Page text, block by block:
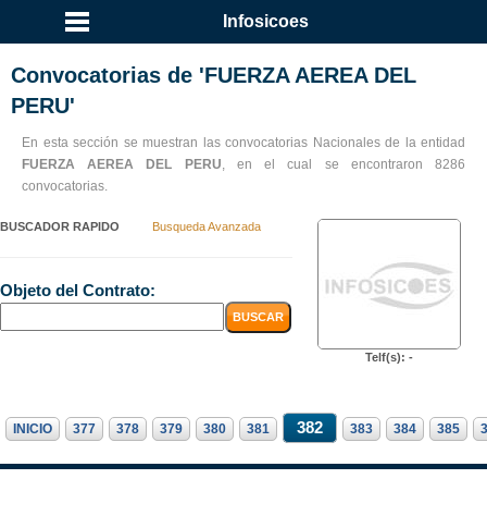
Infosicoes
Convocatorias de 'FUERZA AEREA DEL
PERU'
En esta sección se muestran las convocatorias Nacionales de la entidad
FUERZA AEREA DEL PERU, en el cual se encontraron 8286
convocatorias.
BUSCADOR RAPIDO Busqueda Avanzada
Objeto del Contrato:
Telf(s): -
INICIO 377 378 379 380 381 382 383 384 385